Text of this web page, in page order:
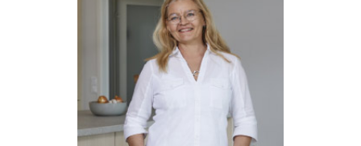
UUSI
UNELMISTA